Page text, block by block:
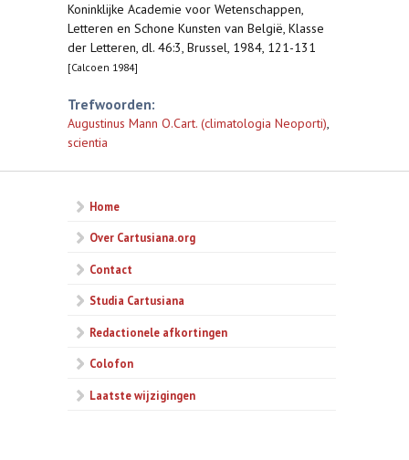
Koninklijke Academie voor Wetenschappen,
Letteren en Schone Kunsten van België, Klasse
der Letteren, dl. 46:3, Brussel, 1984, 121-131
[Calcoen 1984]
Trefwoorden:
Augustinus Mann O.Cart. (climatologia Neoporti),
scientia
Home
Over Cartusiana.org
Contact
Studia Cartusiana
Redactionele afkortingen
Colofon
Laatste wijzigingen